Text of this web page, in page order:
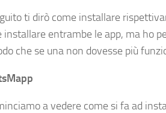
ti dirò come installare
installare entrambe le app, ma ho
che se una non dovesse più
a vedere come si fa ad